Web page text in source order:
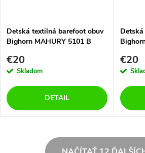
Detská textilná barefoot obuv
Bighorn MAHURY 5101 B
€20
Skladom
DETAIL
€20